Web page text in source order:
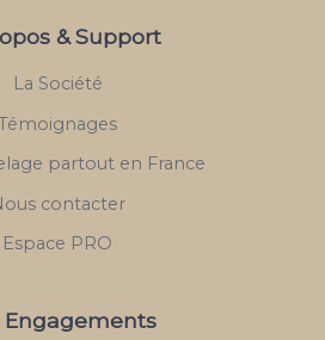
& Support
La Société
partout en France
contacter
Espace PRO
Engagements